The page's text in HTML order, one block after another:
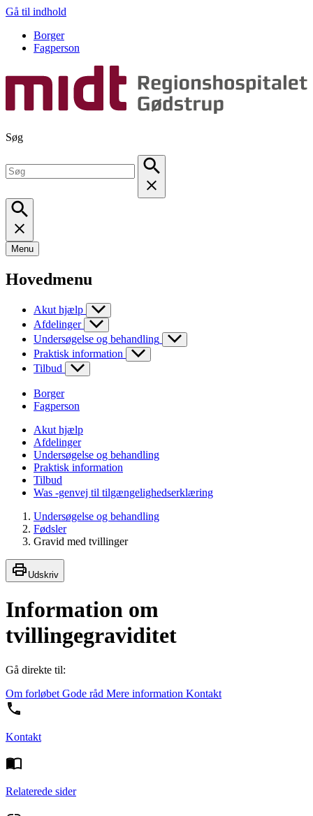
Gå til indhold
Borger
Fagperson
Søg
Menu
Hovedmenu
Akut hjælp
Afdelinger
Undersøgelse og behandling
Praktisk information
Tilbud
Borger
Fagperson
Akut hjælp
Afdelinger
Undersøgelse og behandling
Praktisk information
Tilbud
Was -genvej til tilgængelighedserklæring
Undersøgelse og behandling
Fødsler
Gravid med tvillinger
Udskriv
Information om
tvillingegraviditet
Gå direkte til:
Om forløbet Gode råd Mere information Kontakt
Kontakt
Relaterede sider